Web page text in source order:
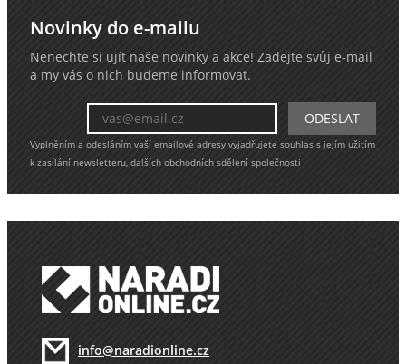
Novinky do e-mailu
Nenechte si ujít naše novinky a akce! Zadejte svůj e-mail
a my vás o nich budeme informovat.
Vyplněním a odesláním vaší emailové adresy vyjadřujete souhlas s jejím užitím
k zasílání newsletteru, dalších obchodních sdělení společnosti
info@naradionline.cz